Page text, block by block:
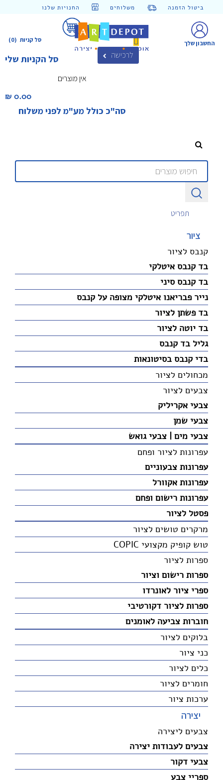
ביטול הזמנה משלוחים החנויות שלנו
(0) סל קניות
סל הקניות שלי לרכישה
אין מוצרים
0.00 ₪‎
סה"כ כולל מע"מ לפני משלוח
החשבון שלך
תפריט
ציור
קנבס לציור
בד קנבס איטלקי
בד קנבס סיני
נייר פבריאנו איטלקי מצופה על קנבס
בד פשתן לציור
בד יוטה לציור
גליל בד קנבס
בדי קנבס בסיטונאות
מכחולים לציור
צבעים לציור
צבעי אקריליק
צבעי שמן
צבעי מים | צבעי גואש
עפרונות לציור ופחם
עפרונות צבעוניים
עפרונות אקוורל
עפרונות רישום ופחם
פסטל לציור
מרקרים טושים לציור
טוש קופיק מקצועי COPIC
ספרות לציור
ספרות רישום וציור
ספרי ציור לאונרדו
ספרות לציור דקורטיבי
חוברות צביעה לאומנים
בלוקים לציור
כני ציור
כלים לציור
חומרים לציור
ערכות ציור
יצירה
צבעים ליצירה
צבעים לעבודות יצירה
צבעי דקור
ספריי צבע